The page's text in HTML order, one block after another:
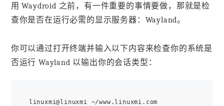
用 Waydroid 之前，有一件重要的事情要做，那就是检
查你是否在运行必需的显示服务器：Wayland。
你可以通过打开终端并输入以下内容来检查你的系统是
否运行 Wayland 以输出你的会话类型：
linuxmi@linuxmi ~/www.linuxmi.com